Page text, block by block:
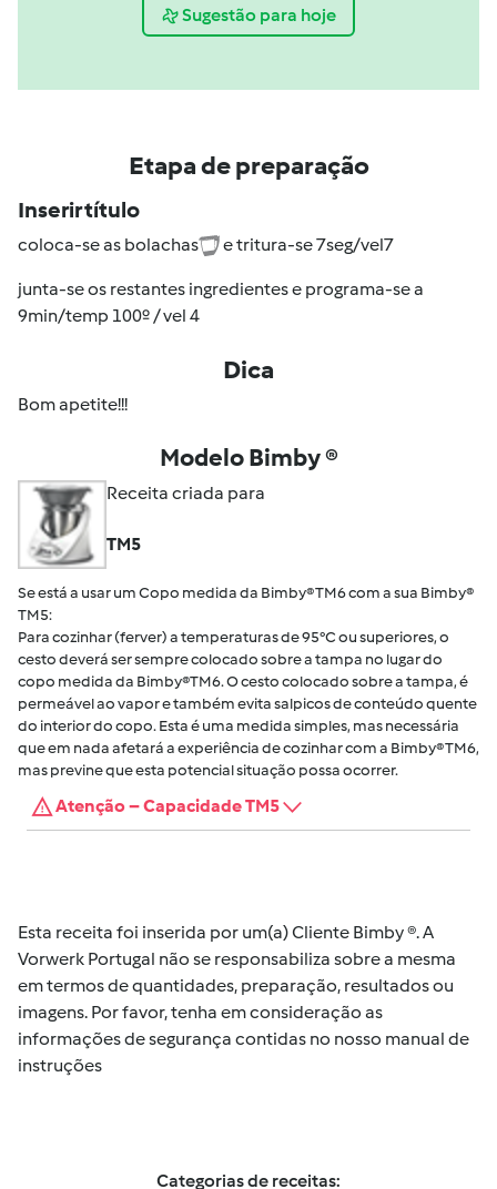
Sugestão para hoje
Etapa de preparação
Inserir título
coloca-se as bolachas e tritura-se 7seg/vel7
junta-se os restantes ingredientes e programa-se a
9min/temp 100º / vel 4
Dica
Bom apetite!!!
Modelo Bimby ®
Receita criada para
TM5
Se está a usar um Copo medida da Bimby® TM6 com a sua Bimby®
TM5:
Para cozinhar (ferver) a temperaturas de 95°C ou superiores, o
cesto deverá ser sempre colocado sobre a tampa no lugar do
copo medida da Bimby®TM6. O cesto colocado sobre a tampa, é
permeável ao vapor e também evita salpicos de conteúdo quente
do interior do copo. Esta é uma medida simples, mas necessária
que em nada afetará a experiência de cozinhar com a Bimby® TM6,
mas previne que esta potencial situação possa ocorrer.
Atenção – Capacidade TM5
Esta receita foi inserida por um(a) Cliente Bimby ®. A
Vorwerk Portugal não se responsabiliza sobre a mesma
em termos de quantidades, preparação, resultados ou
imagens. Por favor, tenha em consideração as
informações de segurança contidas no nosso manual de
instruções
Categorias de receitas: